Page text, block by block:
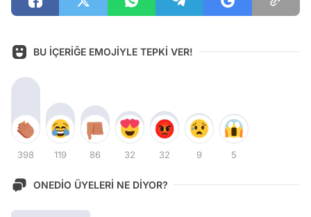
BU İÇERİĞE EMOJİYLE TEPKİ VER!
398 119 86 32 32 9 5
ONEDİO ÜYELERİ NE DİYOR?